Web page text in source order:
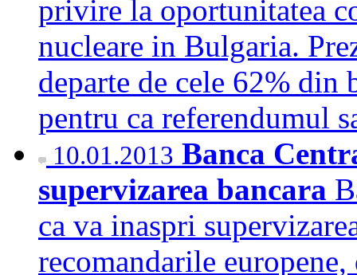
privire la oportunitatea
nucleare in Bulgaria.
departe de cele 62% din
pentru ca
10.01.2013 Banca
supervizarea bancara
ca va inaspri
recomandarile